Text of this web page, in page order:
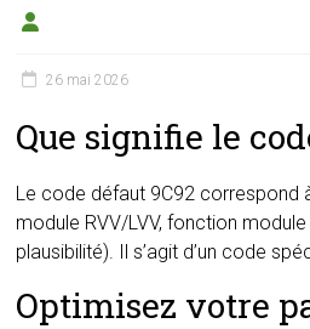
26 mai 2026
Que signifie le
Le code défaut 9C92 correspond
module RVV/LVV, fonction
plausibilité). Il s’agit d’un code
Optimisez votre